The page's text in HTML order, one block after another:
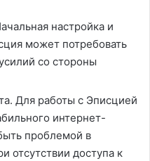
настройка и
может потребовать
со стороны
Для работы с Эписцией
интернет-
проблемой в
отсутствии доступа к